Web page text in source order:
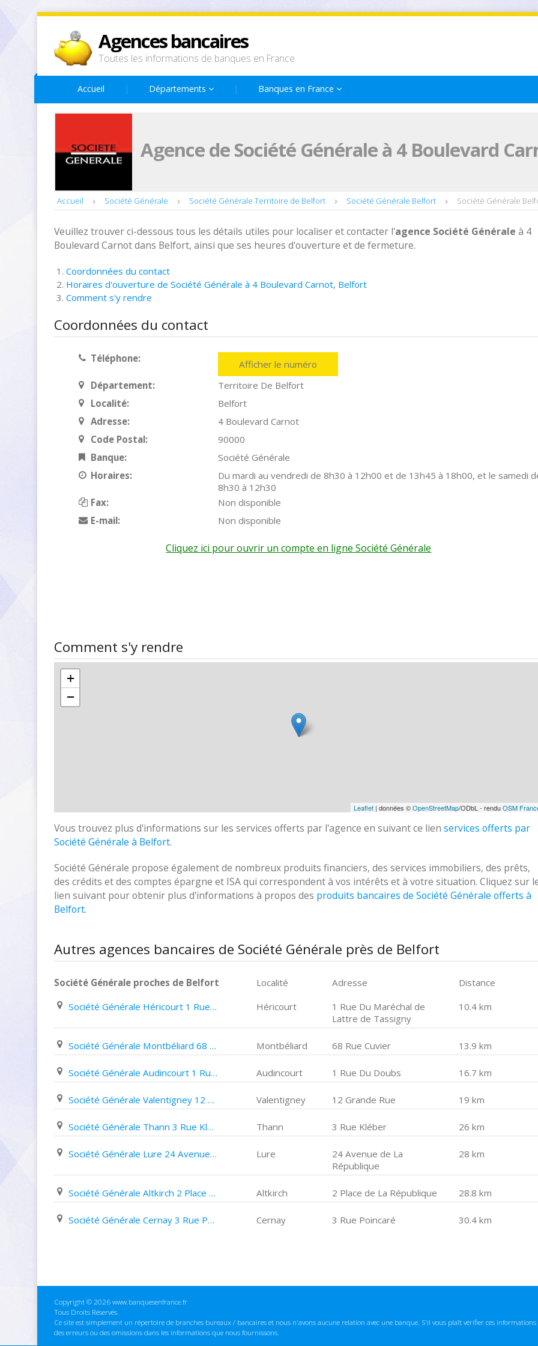
Agences bancaires
Toutes les informations de banques en France
Accueil Départements Banques en France
Agence de Société Générale à 4 Boulevard
Accueil Société Générale Société Générale Territoire de Belfort Société Générale Belfort Société Générale
Veuillez trouver ci-dessous tous les détails utiles pour localiser et contacter l'agence Société Générale à 4
Boulevard Carnot dans Belfort, ainsi que ses heures d'ouverture et de fermeture.
Coordonnées du contact
Horaires d'ouverture de Société Générale à 4 Boulevard Carnot, Belfort
Comment s'y rendre
Coordonnées du contact
Téléphone:
Afficher le numéro
Département:
Territoire De Belfort
Localité:
Belfort
Adresse:
4 Boulevard Carnot
Code Postal:
90000
Banque:
Société Générale
Horaires:
Du mardi au vendredi de 8h30 à 12h00 et de 13h45 à 18h00, et le samedi
8h30 à 12h30
Fax:
Non disponible
E-mail:
Non disponible
Cliquez ici pour ouvrir un compte en ligne Société Générale
Comment s'y rendre
+
−
Leaflet| données ©OpenStreetMap/ODbL - renduOSM
Vous trouvez plus d'informations sur les services offerts par l'agence en suivant ce lien services offerts par
Société Générale à Belfort.
Société Générale propose également de nombreux produits financiers, des services immobiliers, des prêts,
des crédits et des comptes épargne et ISA qui correspondent à vos intérêts et à votre situation. Cliquez sur
lien suivant pour obtenir plus d'informations à propos des produits bancaires de Société Générale offerts à
Belfort.
Autres agences bancaires de Société Générale près de Belfort
Société Générale proches de Belfort Localité Adresse
Distance
Société Générale Héricourt 1 Rue Du Maréchal de Lattre de Tassigny
Héricourt
1 Rue Du Maréchal de
Lattre de Tassigny
10.4 km
Société Générale Montbéliard 68 Rue Cuvier Montbéliard 68 Rue Cuvier 13.9 km
Société Générale Audincourt 1 Rue Du Doubs Audincourt 1 Rue Du Doubs 16.7 km
Société Générale Valentigney 12 Grande Rue Valentigney 12 Grande Rue 19 km
Société Générale Thann 3 Rue Kléber Thann 3 Rue Kléber 26 km
Société Générale Lure 24 Avenue de La République Lure
24 Avenue de La
République
28 km
Société Générale Altkirch 2 Place de La République Altkirch 2 Place de La République 28.8 km
Société Générale Cernay 3 Rue Poincaré Cernay 3 Rue Poincaré 30.4 km
Copyright © 2026 www.banquesenfrance.fr
Tous Droits Réservés.
Ce site est simplement un répertoire de branches bureaux / bancaires et nous n'avons aucune relation avec une banque. S'il vous plaît vérifier ces
des erreurs ou des omissions dans les informations que nous fournissons.